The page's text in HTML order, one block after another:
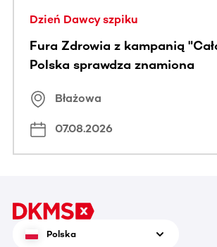
Dzień Dawcy szpiku
Fura Zdrowia z kampanią
Polska sprawdza znamiona
Błażowa
07.08.2026
Polska